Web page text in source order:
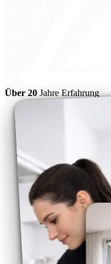
Über 20 Jahre Erfahrung